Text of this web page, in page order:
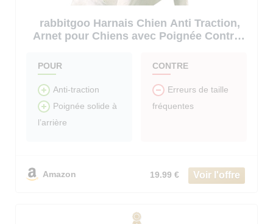
rabbitgoo Harnais Chien Anti Traction,
Arnet pour Chiens avec Poignée Contrôl,
Réglable avec Attache Devant, Harnais
pour Chien Moyen Grand, Noir, L
POUR
Anti-traction
Poignée solide à
l’arrière
CONTRE
Erreurs de taille
fréquentes
Amazon 19.99 €